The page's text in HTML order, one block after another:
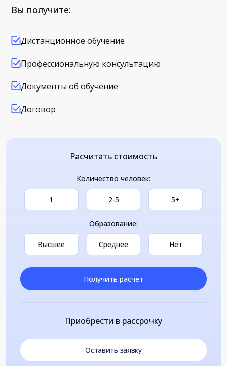
Вы получите:
Дистанционное обучение
Профессиональную консультацию
Документы об обучение
Договор
Расчитать стоимость
Количество человек:
1 2-5 5+
Образование:
Высшее Среднее Нет
Получить расчет
Приобрести в рассрочку
Оставить заявку